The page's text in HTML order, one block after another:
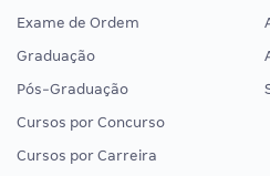
Exame de Ordem
Graduação
Pós-Graduação
Cursos por Concurso
Cursos por Carreira